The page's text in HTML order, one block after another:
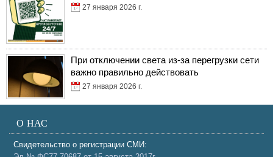
27 января 2026 г.
При отключении света из-за перегрузки сети
важно правильно действовать
27 января 2026 г.
О НАС
Свидетельство о регистрации СМИ: